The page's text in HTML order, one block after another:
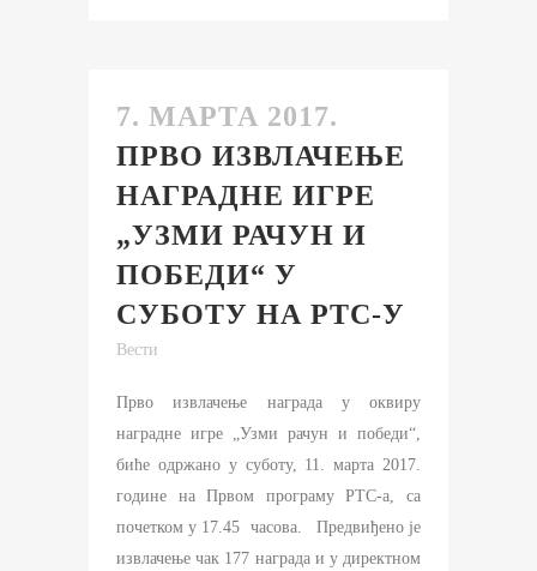
7. МАРТА 2017.
ПРВО ИЗВЛАЧЕЊЕ
НАГРАДНЕ ИГРЕ
„УЗМИ РАЧУН И
ПОБЕДИ“ У
СУБОТУ НА РТС-У
Вести
Прво извлачење награда у оквиру
наградне игре „Узми рачун и победи“,
биће одржано у суботу, 11. марта 2017.
године на Првом програму РТС-а, са
почетком у 17.45 часова. Предвиђено је
извлачење чак 177 награда и у директном